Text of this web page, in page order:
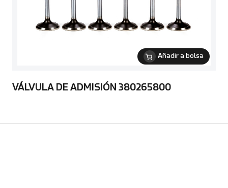
Añadir a bolsa
VÁLVULA DE ADMISIÓN 380265800